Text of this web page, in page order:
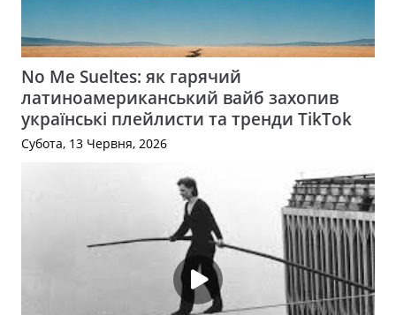
No Me Sueltes: як гарячий
латиноамериканський вайб захопив
українські плейлисти та тренди TikTok
Субота, 13 Червня, 2026